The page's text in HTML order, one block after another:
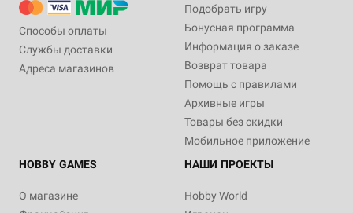
Способы оплаты
Службы доставки
Адреса магазинов
Подобрать игру
Бонусная программа
Информация о заказе
Возврат товара
Помощь с правилами
Архивные игры
Товары без скидки
Мобильное приложение
HOBBY GAMES
О магазине
НАШИ ПРОЕКТЫ
Hobby World